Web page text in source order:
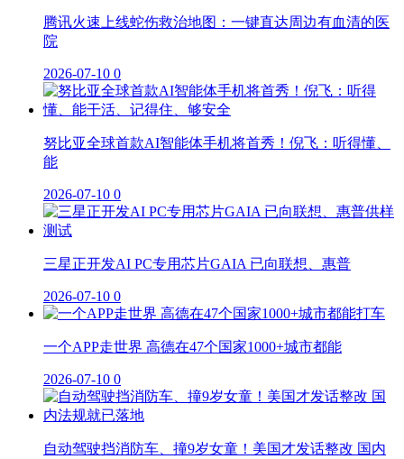
腾讯火速上线蛇伤救治地图：一键直达周边有血清的医
院
2026-07-10 0
努比亚全球首款AI智能体手机将首秀！倪飞：听得懂、
能
2026-07-10 0
三星正开发AI PC专用芯片GAIA 已向联想、惠普
2026-07-10 0
一个APP走世界 高德在47个国家1000+城市都能
2026-07-10 0
自动驾驶挡消防车、撞9岁女童！美国才发话整改 国内